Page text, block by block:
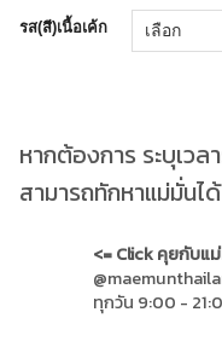
รส(สี)เนื้อเค้ก
หากต้องการ ระบุเว
สามารถทักหาแม่มั่นไ
<= Click คุยกับแ
ทุกวัน 9:00 -